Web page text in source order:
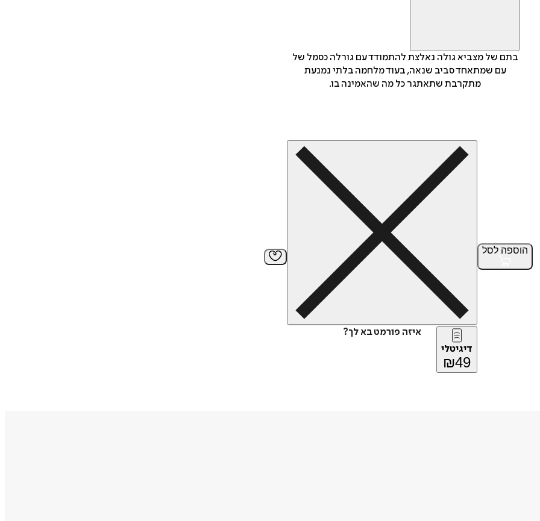
בתם של מצביא גולה נאלצת להתמודד עם גורלה כסמל של
עם שמתאחד סביב שנאה, בעוד מלחמה בלתי נמנעת
מתקרבת שתאתגר כל מה שהאמינה בו.
הוספה לסל
איזה פורמט בא לך?
דיגיטלי
₪49